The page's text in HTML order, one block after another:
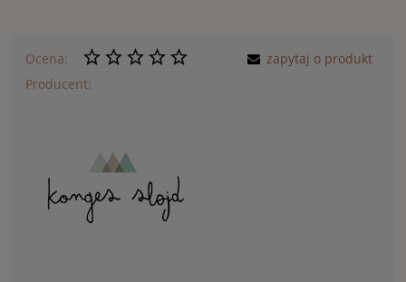
Ocena:
Producent:
zapytaj o produkt